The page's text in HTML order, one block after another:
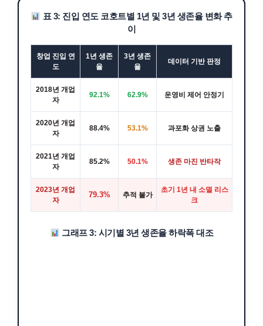
표 3: 진입 연도 코호트별 1년 및 3년 생존율 변화 추
이
창업 진입 연
도
1년 생존
율
3년 생존
율
데이터 기반 판정
2018년 개업
자
92.1% 62.9% 운영비 제어 안정기
2020년 개업
자
88.4% 53.1% 과포화 상권 노출
2021년 개업
자
85.2% 50.1% 생존 마진 반타작
2023년 개업
자
79.3% 추적 불가
초기 1년 내 소멸 리스
크
그래프 3: 시기별 3년 생존율 하락폭 대조